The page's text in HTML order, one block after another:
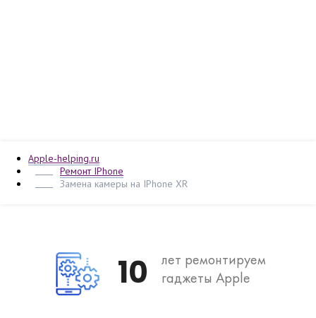
Apple-helping.ru
Ремонт IPhone
Замена камеры на IPhone XR
10
лет ремонтируем
гаджеты Apple